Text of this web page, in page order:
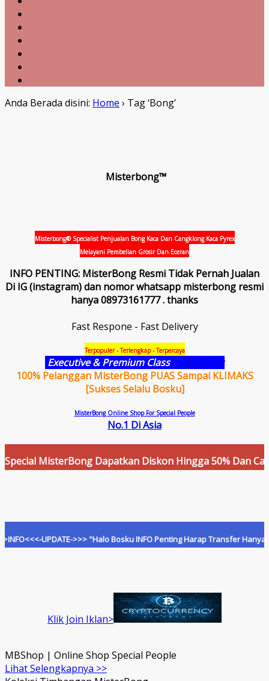
Anda Berada disini: Home › Tag ‘Bong’
Misterbong™
Misterbong® Specialist Penjualan Bong Kaca Dan Cangklong Kaca Pyrex
Melayani Pembelian Grosir Dan Eceran
INFO PENTING: MisterBong Resmi Tidak Pernah Jualan
Di IG (instagram) dan nomor whatsapp misterbong resmi
hanya 08973161777 . thanks
Fast Respone - Fast Delivery
Terpopuler - Terlengkap - Terpercaya
Executive & Premium Class
100% Pelanggan MisterBong PUAS Sampai KLIMAKS
[Sukses Selalu Bosku]
MisterBong Online Shop For Special People
No.1 Di Asia
MisterBong Dapatkan Diskon Hingga 50% Dan
UPDATE->>> "Halo Bosku INFO Penting Harap Transfer Hanya
Klik Join Iklan>
MBShop | Online Shop Special People
Lihat Selengkapnya >>